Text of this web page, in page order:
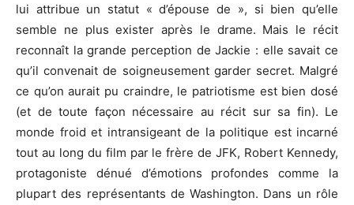
lui attribue un statut « d’épouse de », si bien qu’elle
semble ne plus exister après le drame. Mais le récit
reconnaît la grande perception de Jackie : elle savait ce
qu’il convenait de soigneusement garder secret. Malgré
ce qu’on aurait pu craindre, le patriotisme est bien dosé
(et de toute façon nécessaire au récit sur sa fin). Le
monde froid et intransigeant de la politique est incarné
tout au long du film par le frère de JFK, Robert Kennedy,
protagoniste dénué d’émotions profondes comme la
plupart des représentants de Washington. Dans un rôle